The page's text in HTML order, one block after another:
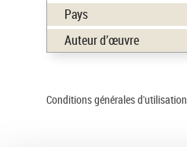
Pays
Auteur d’œuvre
Conditions générales d'utilisation